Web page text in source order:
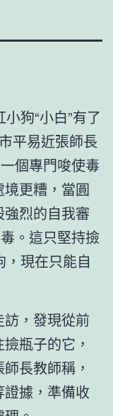
狗“小白”有了
平易近張師長
個專門唆使毒
更糟，當圓
烈的自我審
。這只堅持撿
現在只能自
，發現從前
瓶子的它，
長教師稱，
據，準備收